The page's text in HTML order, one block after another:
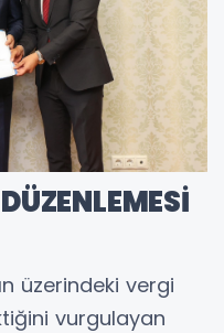
üzerindeki vergi
vurgulayan